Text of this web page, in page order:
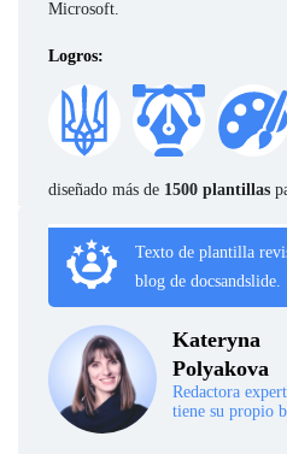
Microsoft.
Logros:
diseñado más de 1500 plantillas
Texto de plantilla
blog de docsandslide.
Kateryna
Polyakova
Redactora
tiene su propio